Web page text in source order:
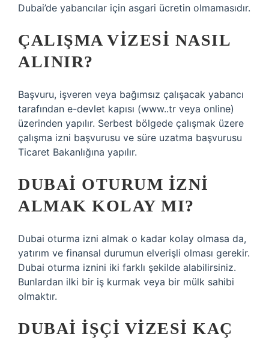
Dubai’de yabancılar için asgari ücretin olmamasıdır.
ÇALIŞMA VIZESI NASIL
ALINIR?
Başvuru, işveren veya bağımsız çalışacak yabancı
tarafından e-devlet kapısı (www..tr veya online)
üzerinden yapılır. Serbest bölgede çalışmak üzere
çalışma izni başvurusu ve süre uzatma başvurusu
Ticaret Bakanlığına yapılır.
DUBAI OTURUM IZNI
ALMAK KOLAY MI?
Dubai oturma izni almak o kadar kolay olmasa da,
yatırım ve finansal durumun elverişli olması gerekir.
Dubai oturma iznini iki farklı şekilde alabilirsiniz.
Bunlardan ilki bir iş kurmak veya bir mülk sahibi
olmaktır.
DUBAI IŞÇI VIZESI KAÇ